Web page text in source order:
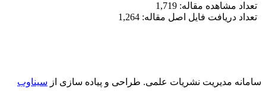
تعداد مشاهده مقاله: 1,719
تعداد دریافت فایل اصل مقاله: 1,264
سامانه مدیریت نشریات علمی. طراحی و پیاده سازی از سیناوب